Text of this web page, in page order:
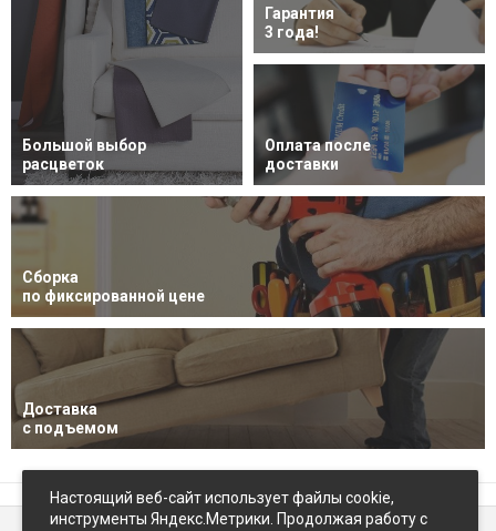
Большой выбор
расцветок
Гарантия
3 года!
Оплата после
доставки
Сборка
по фиксированной цене
Доставка
с подъемом
Настоящий веб-сайт использует файлы cookie,
инструменты Яндекс.Метрики. Продолжая работу с